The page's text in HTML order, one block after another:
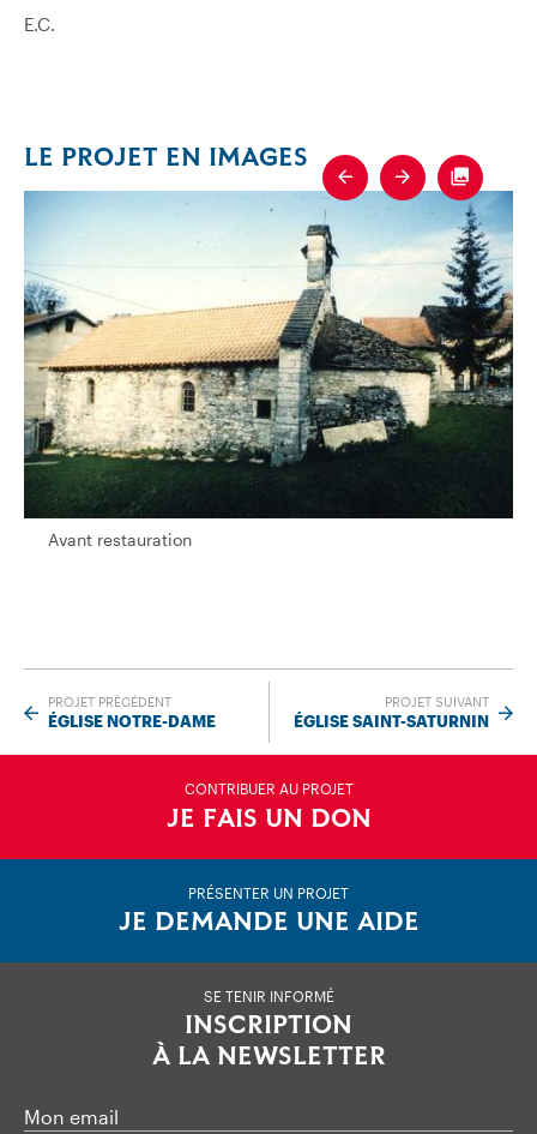
E.C.
LE PROJET EN IMAGES
(2022)
Avant restauration
Previous
Next
Avant restauration
PROJET PRÉCÉDENT
ÉGLISE NOTRE-DAME
PROJET SUIVANT
ÉGLISE SAINT-SATURNIN
CONTRIBUER AU PROJET
JE FAIS UN DON
PRÉSENTER UN PROJET
JE DEMANDE UNE AIDE
SE TENIR INFORMÉ
INSCRIPTION
À LA NEWSLETTER
Mon email